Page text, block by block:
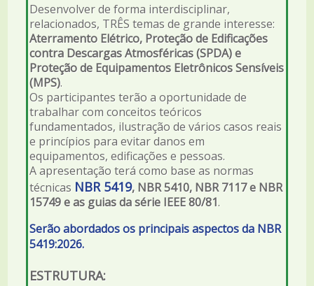
Desenvolver de forma interdisciplinar,
relacionados, TRÊS temas de grande interesse:
Aterramento Elétrico, Proteção de Edificações
contra Descargas Atmosféricas (SPDA) e
Proteção de Equipamentos Eletrônicos Sensíveis
(MPS).
Os participantes terão a oportunidade de
trabalhar com conceitos teóricos
fundamentados, ilustração de vários casos reais
e princípios para evitar danos em
equipamentos, edificações e pessoas.
A apresentação terá como base as normas
técnicas NBR 5419, NBR 5410, NBR 7117 e NBR
15749 e as guias da série IEEE 80/81.
Serão abordados os principais aspectos da NBR
5419:2026.
ESTRUTURA: